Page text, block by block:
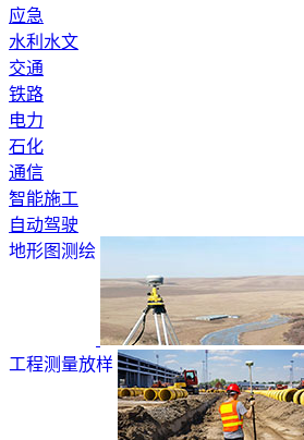
应急
水利水文
交通
铁路
电力
石化
通信
智能施工
自动驾驶
地形图测绘
工程测量放样